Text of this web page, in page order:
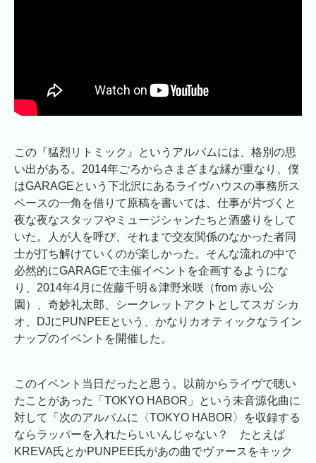
この『猛烈リトミック』というアルバムには、格別の思
い出がある。2014年ごろからさまざまな縁が重なり、僕
はGARAGEという下北沢にあるライヴハウスの事務所ス
ペースの一角を借りて原稿を書いては、仕事が片づくと
夜な夜なスタッフやミュージシャンたちと酒盛りをして
いた。人が人を呼び、それまで交友関係のなかった者同
士が打ち解けていくのが楽しかった。そんな流れの中で
必然的にGARAGEで主催イベントを企画するようにな
り、2014年4月に佐藤千明＆津野米咲（from 赤い公
園）、奇妙礼太郎、シークレットアクトとしてスガ シカ
オ、DJにPUNPEEという、かなりカオティックなライン
ナップのイベントを開催した。
このイベント当日だったと思う。以前からライヴで聴い
たことがあった「TOKYO HABOR」という未音源化曲に
対して「次のアルバムに〈TOKYO HABOR〉を収録する
ならラッパーを入れたらいいんじゃない？ たとえば
KREVA氏とかPUNPEE氏があの曲でヴァースをキック